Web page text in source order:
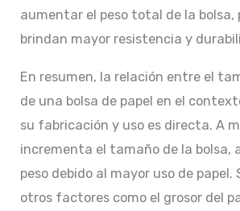
aumentar el peso total de la bolsa,
brindan mayor resistencia y
En resumen, la relación entre el
de una bolsa de papel en el
su fabricación y uso es directa. A
incrementa el tamaño de la bolsa,
peso debido al mayor uso de papel.
otros factores como el grosor del